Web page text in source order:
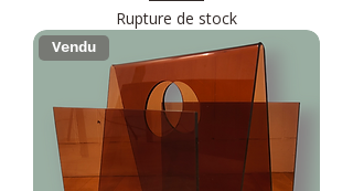
Rupture de stock
Vendu